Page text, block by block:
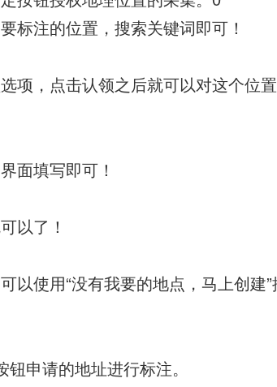
标注的位置，搜索关键词即可！
项，点击认领之后就可以对这个位
面填写即可！
以了！
以使用“没有我要的地点，马上创建
申请的地址进行标注。